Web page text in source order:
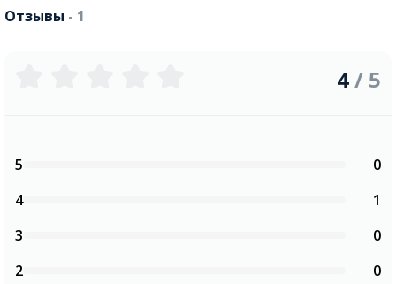
Отзывы - 1
4/ 5
5
0
4
1
3
0
2
0